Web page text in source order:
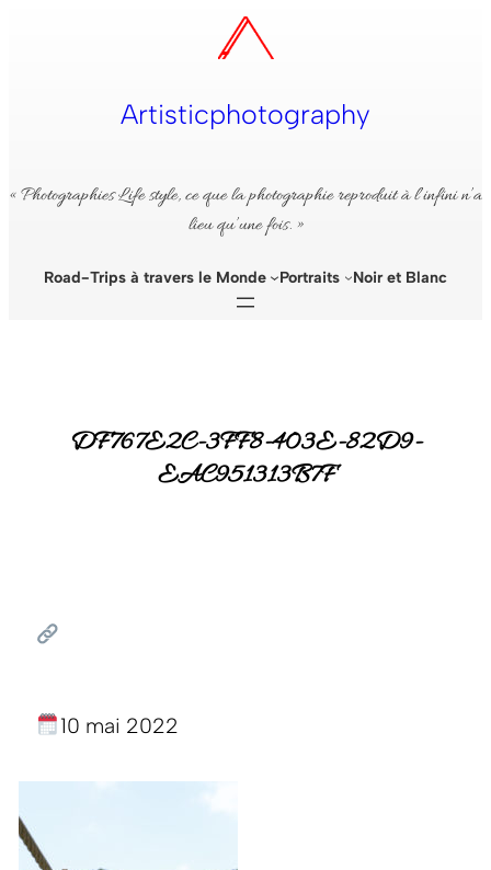
Artisticphotography
« Photographies Life style, ce que la photographie reproduit à l’infini n’a
lieu qu’une fois. »
Road-Trips à travers le Monde Portraits Noir et Blanc
DF767E2C-3FF8-403E-82D9-
EAC951313B7F
10 mai 2022